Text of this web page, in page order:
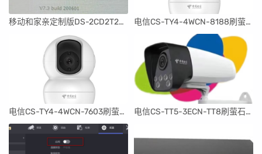
移动和家亲定制版DS-2CD2T2HY-LP1刷海康升级固件 电信CS-TY4-4WCN-8188刷萤石云升级固件
电信CS-TY4-4WCN-7603刷萤石云升级固件 电信CS-TT5-3ECN-TT8刷萤石云升级固件